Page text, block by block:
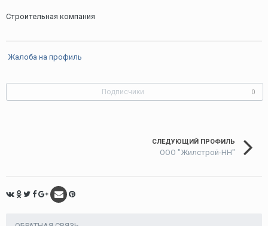
Строительная компания
Жалоба на профиль
Подписчики 0
СЛЕДУЮЩИЙ ПРОФИЛЬ
ООО "Жилстрой-НН"